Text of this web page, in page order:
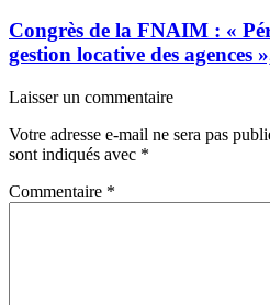
Congrès de la FNAIM : «
gestion locative des agences
Laisser un commentaire
Votre adresse e-mail ne sera pas
sont indiqués avec *
Commentaire *